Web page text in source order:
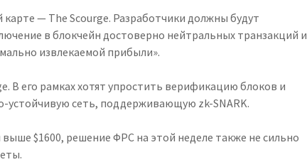
— The Scourge. Разработчики должны будут
в блокчейн достоверно нейтральных транзакций и
извлекаемой прибыли».
В его рамках хотят упростить верификацию блоков и
устойчивую сеть, поддерживающую zk-SNARK.
$1600, решение ФРС на этой неделе также не сильно